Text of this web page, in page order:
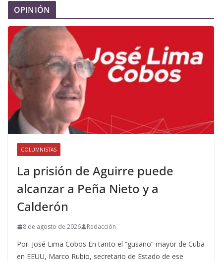
OPINIÓN
COLUMNISTAS
La prisión de Aguirre puede
alcanzar a Peña Nieto y a
Calderón
8 de agosto de 2026 Redacción
Por: José Lima Cobos En tanto el “gusano” mayor de Cuba
en EEUU, Marco Rubio, secretario de Estado de ese